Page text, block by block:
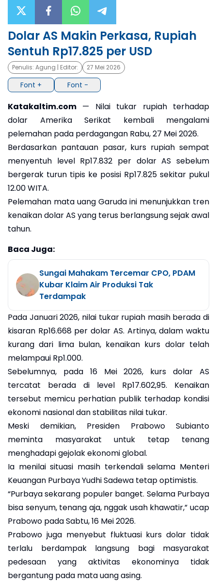
×
Dolar AS Makin Perkasa, Rupiah
Sentuh Rp17.825 per USD
Penulis: Agung | Editor: 27 Mei 2026
Font + Font -
Katakaltim.com — Nilai tukar rupiah terhadap
dolar Amerika Serikat kembali mengalami
pelemahan pada perdagangan Rabu, 27 Mei 2026.
Berdasarkan pantauan pasar, kurs rupiah sempat
menyentuh level Rp17.832 per dolar AS sebelum
bergerak turun tipis ke posisi Rp17.825 sekitar pukul
12.00 WITA.
Pelemahan mata uang Garuda ini menunjukkan tren
kenaikan dolar AS yang terus berlangsung sejak awal
tahun.
Baca Juga:
Sungai Mahakam Tercemar CPO, PDAM
Kubar Klaim Air Produksi Tak
Terdampak
Pada Januari 2026, nilai tukar rupiah masih berada di
kisaran Rp16.668 per dolar AS. Artinya, dalam waktu
kurang dari lima bulan, kenaikan kurs dolar telah
melampaui Rp1.000.
Sebelumnya, pada 16 Mei 2026, kurs dolar AS
tercatat berada di level Rp17.602,95. Kenaikan
tersebut memicu perhatian publik terhadap kondisi
ekonomi nasional dan stabilitas nilai tukar.
Meski demikian, Presiden Prabowo Subianto
meminta masyarakat untuk tetap tenang
menghadapi gejolak ekonomi global.
Ia menilai situasi masih terkendali selama Menteri
Keuangan Purbaya Yudhi Sadewa tetap optimistis.
“Purbaya sekarang populer banget. Selama Purbaya
bisa senyum, tenang aja, nggak usah khawatir,” ucap
Prabowo pada Sabtu, 16 Mei 2026.
Prabowo juga menyebut fluktuasi kurs dolar tidak
terlalu berdampak langsung bagi masyarakat
pedesaan yang aktivitas ekonominya tidak
bergantung pada mata uang asing.